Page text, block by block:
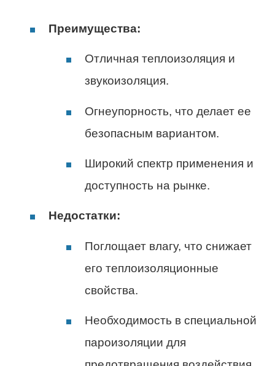
Преимущества:
Отличная теплоизоляция и
звукоизоляция.
Огнеупорность, что делает ее
безопасным вариантом.
Широкий спектр применения и
доступность на рынке.
Недостатки:
Поглощает влагу, что снижает
его теплоизоляционные
свойства.
Необходимость в специальной
пароизоляции для